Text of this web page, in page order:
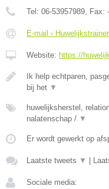
Tel: 06-53957989, Fax: -
E-mail ›
Website: https://
Ik help echtparen,
bij het ▼
huwelijksherstel,
nalatenschap / ▼
Er wordt gewerkt op
Laatste tweets ▼
Sociale media: